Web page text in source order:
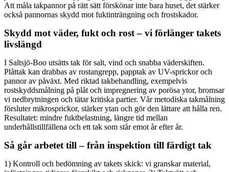
Att måla takpannor på rätt sätt förskönar inte bara huset, det stärker
också pannornas skydd mot fuktinträngning och frostskador.
Skydd mot väder, fukt och rost – vi förlänger takets
livslängd
I Saltsjö-Boo utsätts tak för salt, vind och snabba väderskiften.
Plåttak kan drabbas av rostangrepp, papptak av UV-sprickor och
pannor av påväxt. Med riktad takbehandling, exempelvis
rostskyddsmålning på plåt och impregnering av porösa ytor, bromsar
vi nedbrytningen och tätar kritiska partier. Vår metodiska takmålning
försluter mikrosprickor, stärker ytan och gör den lättare att hålla ren.
Resultatet: mindre fuktbelastning, längre tid mellan
underhållstillfällena och ett tak som står emot år efter år.
Så går arbetet till – från inspektion till färdigt tak
1) Kontroll och bedömning av takets skick: vi granskar material,